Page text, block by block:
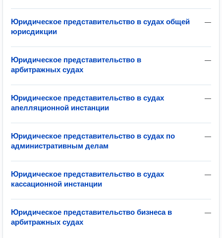
—
Юридическое представительство в судах общей
юрисдикции
—
Юридическое представительство в
арбитражных судах
—
Юридическое представительство в судах
апелляционной инстанции
—
Юридическое представительство в судах по
административным делам
—
Юридическое представительство в судах
кассационной инстанции
—
Юридическое представительство бизнеса в
арбитражных судах